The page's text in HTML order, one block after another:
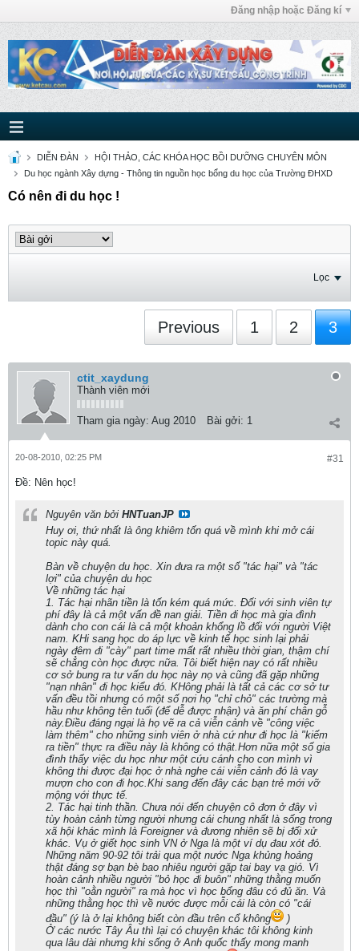
Đăng nhập hoặc Đăng kí
DIỄN ĐÀN
HỘI THẢO, CÁC KHÓA HỌC BỒI DƯỠNG CHUYÊN MÔN
Du học ngành Xây dựng - Thông tin nguồn học bổng du học của Trường ĐHXD
Có nên đi du học !
Lọc
Previous 1 2 3
ctit_xaydung
Thành viên mới
Tham gia ngày: Aug 2010 Bài gởi: 1
#31
20-08-2010, 02:25 PM
Ðề: Nên học!
Nguyên văn bởi HNTuanJP
Huy ơi, thứ nhất là ông khiêm tốn quá về mình khi mở cái
topic này quá.
Bàn về chuyện du học. Xin đưa ra một số "tác hại" và "tác
lợi" của chuyện du học
Về những tác hại
1. Tác hại nhãn tiền là tốn kém quá mức. Đối với sinh viên tự
phí đây là cả một vấn đề nan giải. Tiền đi học mà gia đình
dành cho con cái là cả một khoản khổng lồ đối với người Việt
nam. KHi sang học do áp lực về kinh tế học sinh lại phải
ngày đêm đi "cày" part time mất rất nhiều thời gian, thậm chí
sẽ chẳng còn học được nữa. Tôi biết hiện nay có rất nhiều
cơ sở bung ra tư vấn du học này nọ và cũng đã gặp những
"nạn nhân" đi học kiểu đó. KHông phải là tất cả các cơ sở tư
vấn đều tồi nhưng có một số nơi họ "chỉ chỏ" các trường mà
hầu như không tên tuổi (để dễ được nhận) và ăn phí chân gỗ
này.Điều đáng ngại là họ vẽ ra cả viễn cảnh về "công việc
làm thêm" cho những sinh viên ở nhà cứ như đi học là "kiếm
ra tiền" thực ra điều này là không có thật.Hơn nữa một số gia
đình thấy việc du học như một cứu cánh cho con mình vì
không thi được đại học ở nhà nghe cái viễn cảnh đó là vay
mượn cho con đi học.Khi sang đến đây các bạn trẻ mới vỡ
mộng với thực tế.
2. Tác hại tinh thần. Chưa nói đến chuyện cô đơn ở đây vì
tùy hoàn cảnh từng người nhưng cái chung nhất là sống trong
xã hội khác mình là Foreigner và đương nhiên sẽ bị đối xử
khác. Vụ ở giết học sinh VN ở Nga là một ví dụ đau xót đó.
Những năm 90-92 tôi trải qua một nước Nga khủng hoảng
thật đáng sợ bạn bè bao nhiêu người gặp tai bay vạ gió. Vì
hoàn cảnh nhiều người "bỏ học đi buôn" những thằng muốn
học thì "oằn người" ra mà học vì học bổng đâu có đủ ăn. Và
những thằng học thì về nước được mỗi cái là còn có "cái
đầu" (ý là ở lại không biết còn đầu trên cổ không
)
Ở các nước Tây Âu thì lại có chuyện khác tôi không kinh
qua lâu dài nhưng khi sống ở Anh quốc thấy mong manh